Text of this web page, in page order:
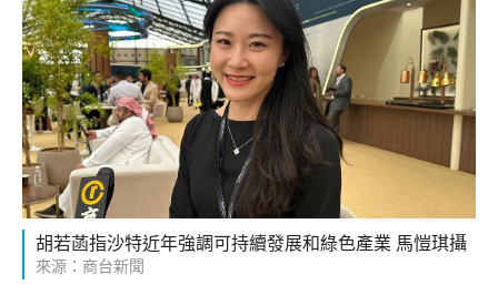
胡若菡指沙特近年強調可持續發展和綠色產業 馬愷琪攝
來源：商台新聞